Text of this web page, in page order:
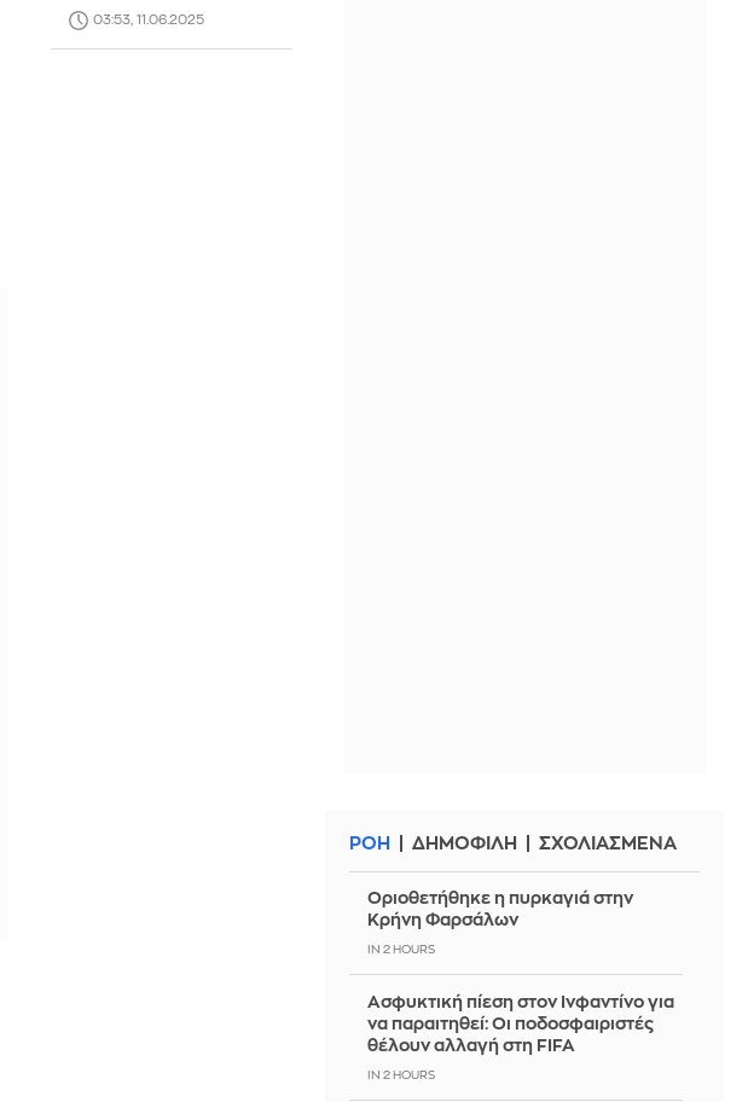
03:53, 11.06.2025
ΡΟΗ ΔΗΜΟΦΙΛΗ ΣΧΟΛΙΑΣΜΕΝΑ
Οριοθετήθηκε η πυρκαγιά στην
Κρήνη Φαρσάλων
IN 2 HOURS
Ασφυκτική πίεση στον Ινφαντίνο για
να παραιτηθεί: Οι ποδοσφαιριστές
θέλουν αλλαγή στη FIFA
IN 2 HOURS